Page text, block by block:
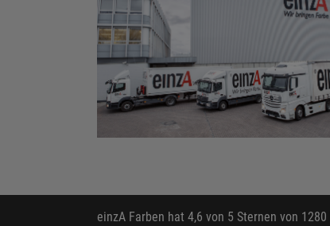
einzA Farben hat 4,6 von 5 Sternen von 1280